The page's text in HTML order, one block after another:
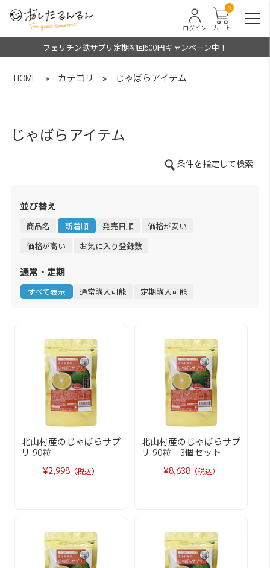
カート
0
ログイン
フェリチン鉄サプリ定期初回500円キャンペーン中！
HOME » カテゴリ » じゃばらアイテム
じゃばらアイテム
条件を指定して検索
並び替え
商品名 新着順 発売日順
価格が安い
価格が高い
お気に入り登録数
通常・定期
すべて表示 通常購入可能 定期購入可能
北山村産のじゃばらサプ
リ 90粒
¥2,998 （税込）
北山村産のじゃばらサプ
リ 90粒 3個セット
¥8,638（税込）